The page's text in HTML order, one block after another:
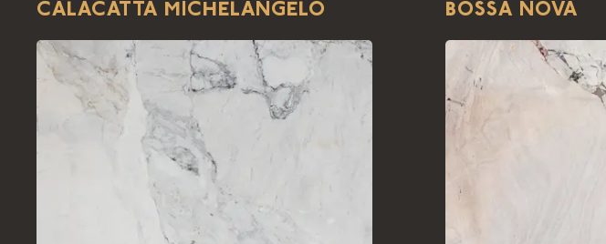
CALACATTA MICHELANGELO BOSSA NOVA